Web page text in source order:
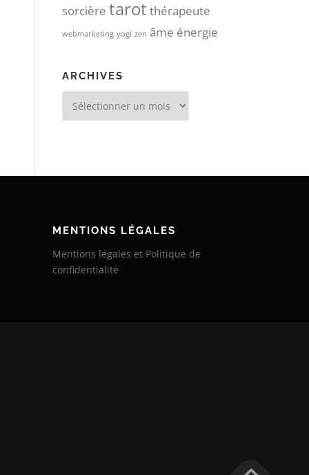
sorcière tarot thérapeute
webmarketing yogi zen âme énergie
ARCHIVES
MENTIONS LÉGALES
Mentions légales et Politique de
confidentialité